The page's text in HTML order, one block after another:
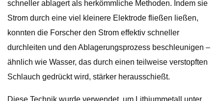
schneller ablagert als herkömmliche Methoden. Indem sie
Strom durch eine viel kleinere Elektrode fließen ließen,
konnten die Forscher den Strom effektiv schneller
durchleiten und den Ablagerungsprozess beschleunigen –
ähnlich wie Wasser, das durch einen teilweise verstopften
Schlauch gedrückt wird, stärker herausschießt.
Diese Technik wurde verwendet, um Lithiummetall unter